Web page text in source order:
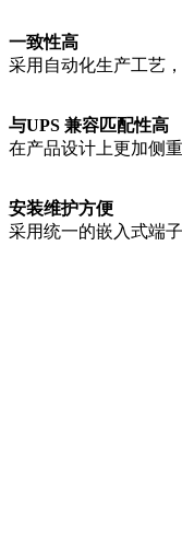
一致性高
采用自动化生产工艺
与UPS 兼容匹配性高
在产品设计上更加侧
安装维护方便
采用统一的嵌入式端